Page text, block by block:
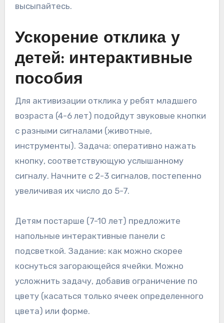
высыпайтесь.
Ускорение отклика у
детей: интерактивные
пособия
Для активизации отклика у ребят младшего
возраста (4-6 лет) подойдут звуковые кнопки
с разными сигналами (животные,
инструменты). Задача: оперативно нажать
кнопку, соответствующую услышанному
сигналу. Начните с 2-3 сигналов, постепенно
увеличивая их число до 5-7.
Детям постарше (7-10 лет) предложите
напольные интерактивные панели с
подсветкой. Задание: как можно скорее
коснуться загорающейся ячейки. Можно
усложнить задачу, добавив ограничение по
цвету (касаться только ячеек определенного
цвета) или форме.